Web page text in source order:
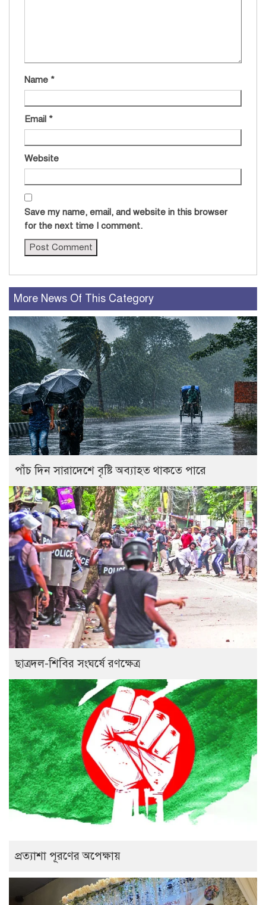
Name *
Email *
Website
Save my name, email, and website in this browser
for the next time I comment.
More News Of This Category
পাঁচ দিন সারাদেশে বৃষ্টি অব্যাহত থাকতে পারে
ছাত্রদল-শিবির সংঘর্ষে রণক্ষেত্র
প্রত্যাশা পূরণের অপেক্ষায়